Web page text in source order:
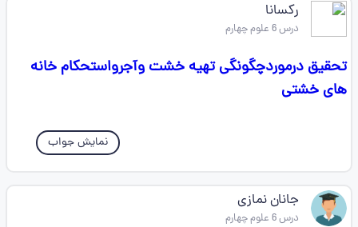
رکسانا
درس 6 علوم چهارم
تحقیق درموردچگونگی تهیه خشت وآجرواستحکام خانه
های خشتی
نمایش جواب
جانان نمازی
درس 6 علوم چهارم